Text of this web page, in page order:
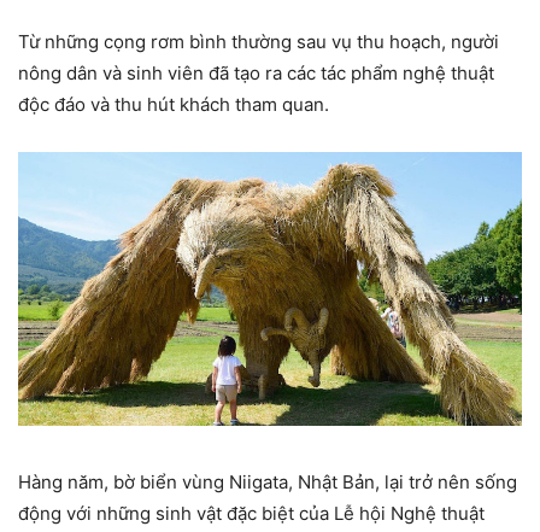
Từ những cọng rơm bình thường sau vụ thu hoạch, người
nông dân và sinh viên đã tạo ra các tác phẩm nghệ thuật
độc đáo và thu hút khách tham quan.
Hàng năm, bờ biển vùng Niigata, Nhật Bản, lại trở nên sống
động với những sinh vật đặc biệt của Lễ hội Nghệ thuật